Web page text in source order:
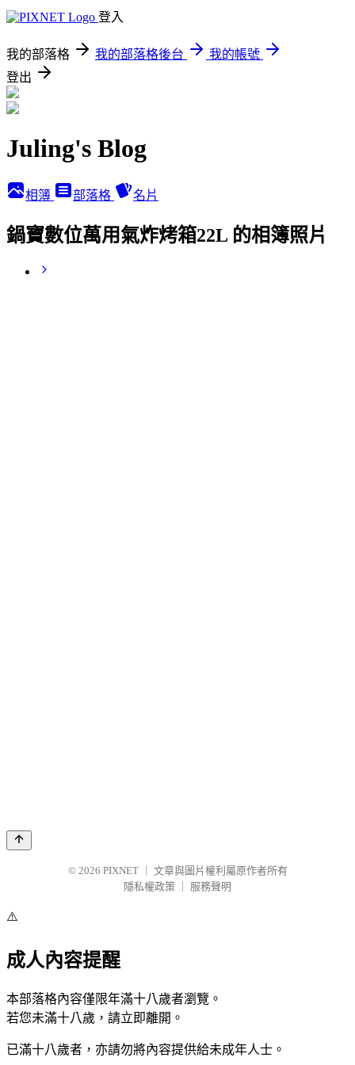
登入
我的部落格 我的部落格後台
我的帳號
登出
Juling's Blog
相簿 部落格 名片
鍋寶數位萬用氣炸烤箱22L 的相簿照片
© 2026 PIXNET
文章與圖片權利屬原作者所有
隱私權政策
服務聲明
⚠️
成人內容提醒
本部落格內容僅限年滿十八歲者瀏覽。
若您未滿十八歲，請立即離開。
已滿十八歲者，亦請勿將內容提供給未成年人士。